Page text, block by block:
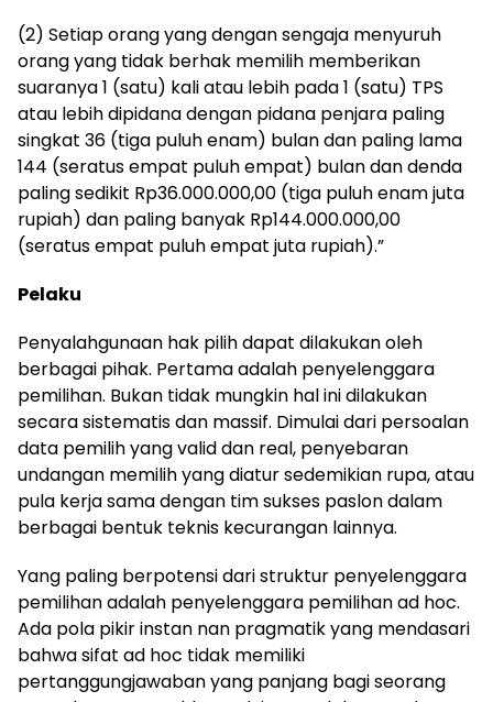
(2) Setiap orang yang dengan sengaja menyuruh
orang yang tidak berhak memilih memberikan
suaranya 1 (satu) kali atau lebih pada 1 (satu) TPS
atau lebih dipidana dengan pidana penjara paling
singkat 36 (tiga puluh enam) bulan dan paling lama
144 (seratus empat puluh empat) bulan dan denda
paling sedikit Rp36.000.000,00 (tiga puluh enam juta
rupiah) dan paling banyak Rp144.000.000,00
(seratus empat puluh empat juta rupiah).”
Pelaku
Penyalahgunaan hak pilih dapat dilakukan oleh
berbagai pihak. Pertama adalah penyelenggara
pemilihan. Bukan tidak mungkin hal ini dilakukan
secara sistematis dan massif. Dimulai dari persoalan
data pemilih yang valid dan real, penyebaran
undangan memilih yang diatur sedemikian rupa, atau
pula kerja sama dengan tim sukses paslon dalam
berbagai bentuk teknis kecurangan lainnya.
Yang paling berpotensi dari struktur penyelenggara
pemilihan adalah penyelenggara pemilihan ad hoc.
Ada pola pikir instan nan pragmatik yang mendasari
bahwa sifat ad hoc tidak memiliki
pertanggungjawaban yang panjang bagi seorang